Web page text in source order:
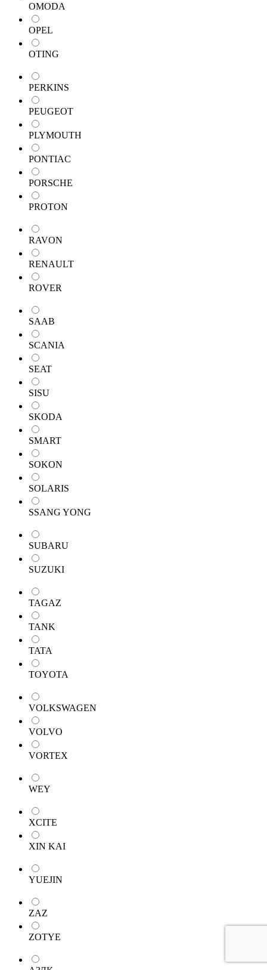
OMODA
OPEL
OTING
PERKINS
PEUGEOT
PLYMOUTH
PONTIAC
PORSCHE
PROTON
RAVON
RENAULT
ROVER
SAAB
SCANIA
SEAT
SISU
SKODA
SMART
SOKON
SOLARIS
SSANG YONG
SUBARU
SUZUKI
TAGAZ
TANK
TATA
TOYOTA
VOLKSWAGEN
VOLVO
VORTEX
WEY
XCITE
XIN KAI
YUEJIN
ZAZ
ZOTYE